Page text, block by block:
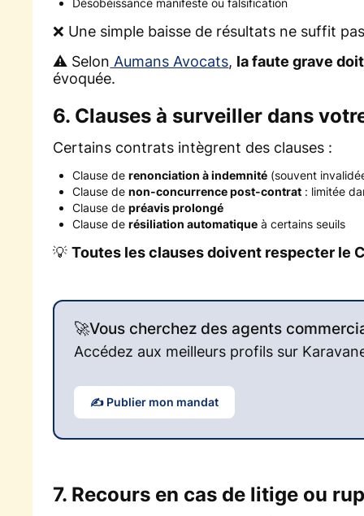
❌ Une simple baisse de résultats ne suffit
⚠️ Selon Aumans Avocats, la faute grave
évoquée.
6. Clauses à surveiller dans
Certains contrats intègrent des clauses :
Clause derenonciation à indemnité (souvent
Clause denon-concurrence post-contrat : limitée
Clause depréavis prolongé
Clause derésiliation automatique à certains seuils
💡Toutes les clauses doivent respecter le
🚀Vous cherchez des agents
Accédez aux meilleurs profils sur
✍️ Publier mon mandat
7. Recours en cas de litige ou